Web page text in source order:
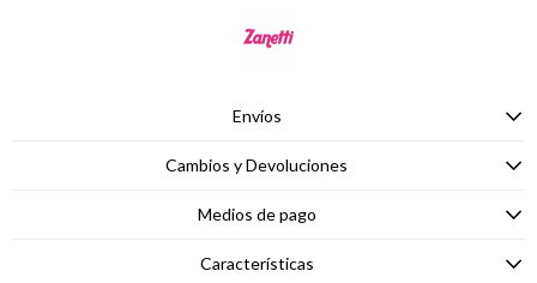
Envíos
Cambios y Devoluciones
Medios de pago
Características